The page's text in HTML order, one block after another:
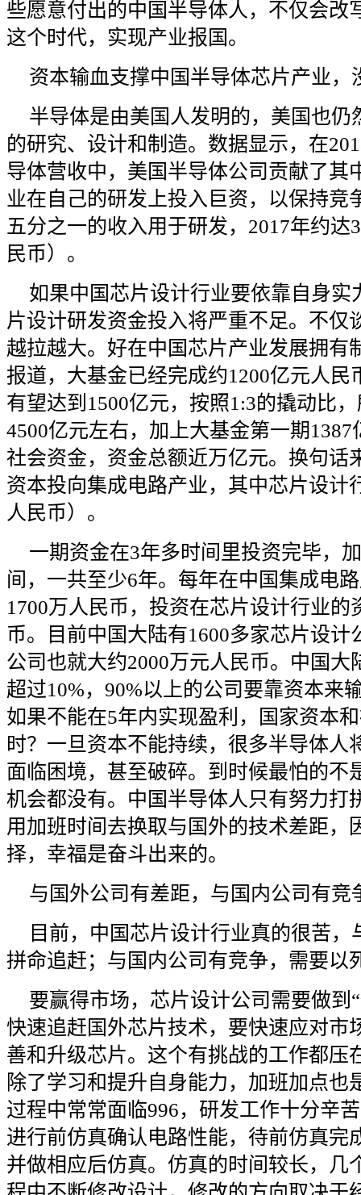
些愿意付出的中国半导体人，不仅会改
这个时代，实现产业报国。
资本输血支撑中国半导体芯片产业，
半导体是由美国人发明的，美国也仍
的研究、设计和制造。数据显示，在
导体营收中，美国半导体公司贡献了其
业在自己的研发上投入巨资，以保持竞
五分之一的收入用于研发，2017年约达
民币）。
如果中国芯片设计行业要依靠自身实
片设计研发资金投入将严重不足。不仅
越拉越大。好在中国芯片产业发展拥有
报道，大基金已经完成约1200亿元人
有望达到1500亿元，按照1:3的撬动比
4500亿元左右，加上大基金第一期
社会资金，资金总额近万亿元。换句话
资本投向集成电路产业，其中芯片设计
人民币）。
一期资金在3年多时间里投资完毕，
间，一共至少6年。每年在中国集成电
1700万人民币，投资在芯片设计行业的
币。目前中国大陆有1600多家芯片设
公司也就大约2000万元人民币。中国
超过10%，90%以上的公司要靠资本来
如果不能在5年内实现盈利，国家资本
时？一旦资本不能持续，很多半导体人
面临困境，甚至破碎。到时候最怕的不
机会都没有。中国半导体人只有努力打
用加班时间去换取与国外的技术差距，
择，幸福是奋斗出来的。
与国外公司有差距，与国内公司有竞
目前，中国芯片设计行业真的很苦
拼命追赶；与国内公司有竞争，需要以
要赢得市场，芯片设计公司需要做到
快速追赶国外芯片技术，要快速应对市
善和升级芯片。这个有挑战的工作都压
除了学习和提升自身能力，加班加点也
过程中常常面临996，研发工作十分辛
进行前仿真确认电路性能，待前仿真完
并做相应后仿真。仿真的时间较长，几